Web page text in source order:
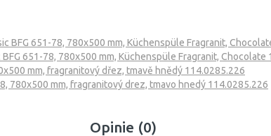
BFG 651-78, 780x500 mm, Küchenspüle Fragranit,
BFG 651-78, 780x500 mm, Küchenspüle Fragranit, Chocolate
mm, fragranitový dřez, tmavě hnědý 114.0285.226
780x500 mm, fragranitový drez, tmavo hnedý 114.0285.226
Opinie (0)